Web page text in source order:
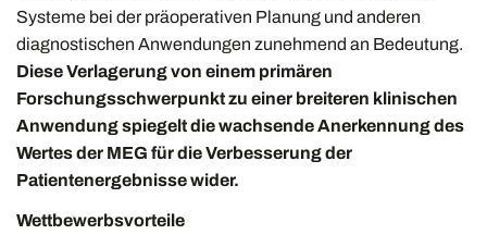
Systeme bei der präoperativen Planung und anderen
diagnostischen Anwendungen zunehmend an Bedeutung.
Diese Verlagerung von einem primären
Forschungsschwerpunkt zu einer breiteren klinischen
Anwendung spiegelt die wachsende Anerkennung des
Wertes der MEG für die Verbesserung der
Patientenergebnisse wider.
Wettbewerbsvorteile